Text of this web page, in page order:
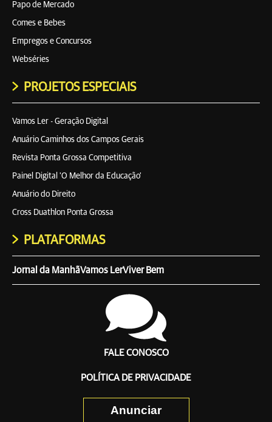
Papo de Mercado
Comes e Bebes
Empregos e Concursos
Webséries
PROJETOS ESPECIAIS
Vamos Ler - Geração Digital
Anuário Caminhos dos Campos Gerais
Revista Ponta Grossa Competitiva
Painel Digital 'O Melhor da Educação'
Anuário do Direito
Cross Duathlon Ponta Grossa
PLATAFORMAS
Jornal da ManhãVamos LerViver Bem
FALE CONOSCO
POLÍTICA DE PRIVACIDADE
Anunciar